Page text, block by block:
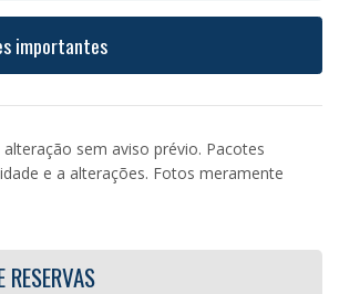
importantes
sem aviso prévio. Pacotes
e a alterações. Fotos meramente
RESERVAS